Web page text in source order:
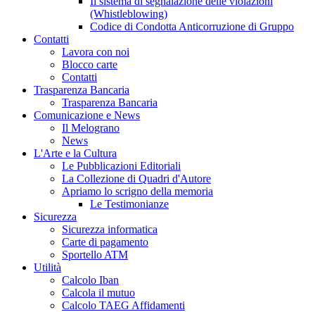
(Whistleblowing)
Codice di Condotta Anticorruzione di Gruppo
Contatti
Lavora con noi
Blocco carte
Contatti
Trasparenza Bancaria
Trasparenza Bancaria
Comunicazione e News
Il Melograno
News
L'Arte e la Cultura
Le Pubblicazioni Editoriali
La Collezione di Quadri d'Autore
Apriamo lo scrigno della memoria
Le Testimonianze
Sicurezza
Sicurezza informatica
Carte di pagamento
Sportello ATM
Utilità
Calcolo Iban
Calcola il mutuo
Calcolo TAEG Affidamenti